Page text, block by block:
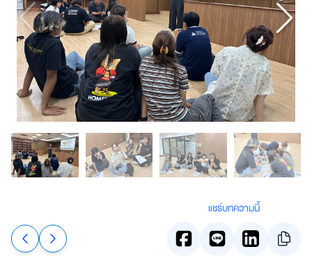
แชร์บทความนี้